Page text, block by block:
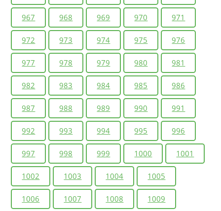
967 968 969 970 971
972 973 974 975 976
977 978 979 980 981
982 983 984 985 986
987 988 989 990 991
992 993 994 995 996
997 998 999 1000 1001
1002 1003 1004 1005
1006 1007 1008 1009